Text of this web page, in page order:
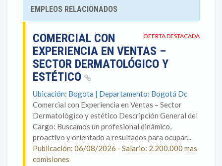
EMPLEOS RELACIONADOS
OFERTA DESTACADA
COMERCIAL CON
EXPERIENCIA EN VENTAS –
SECTOR DERMATOLÓGICO Y
ESTÉTICO
Ubicación: Bogota | Departamento: Bogotá Dc
Comercial con Experiencia en Ventas – Sector
Dermatológico y estético Descripción General del
Cargo: Buscamos un profesional dinámico,
proactivo y orientado a resultados para ocupar...
Publicación: 06/08/2026 - Salario: 2.200.000 mas
comisiones